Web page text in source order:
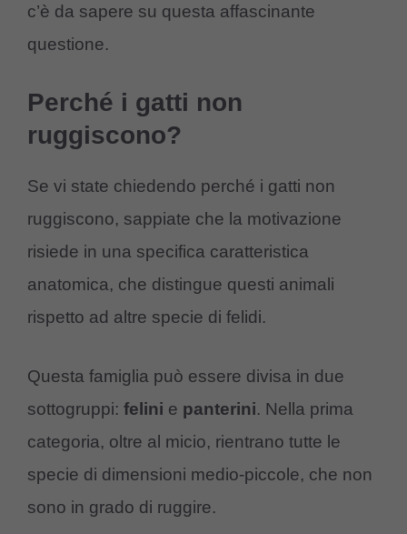
c’è da sapere su questa affascinante
questione.
Perché i gatti non
ruggiscono?
Se vi state chiedendo perché i gatti non
ruggiscono, sappiate che la motivazione
risiede in una specifica caratteristica
anatomica, che distingue questi animali
rispetto ad altre specie di felidi.
Questa famiglia può essere divisa in due
sottogruppi: felini e panterini. Nella prima
categoria, oltre al micio, rientrano tutte le
specie di dimensioni medio-piccole, che non
sono in grado di ruggire.